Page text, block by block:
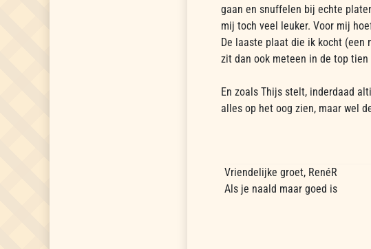
gaan en snuffelen bij echte
mij toch veel leuker. Voor mij
De laaste plaat die ik kocht (een
zit dan ook meteen in de top
En zoals Thijs stelt, inderdaad
alles op het oog zien, maar wel
Vriendelijke groet, RenéR
Als je naald maar goed is